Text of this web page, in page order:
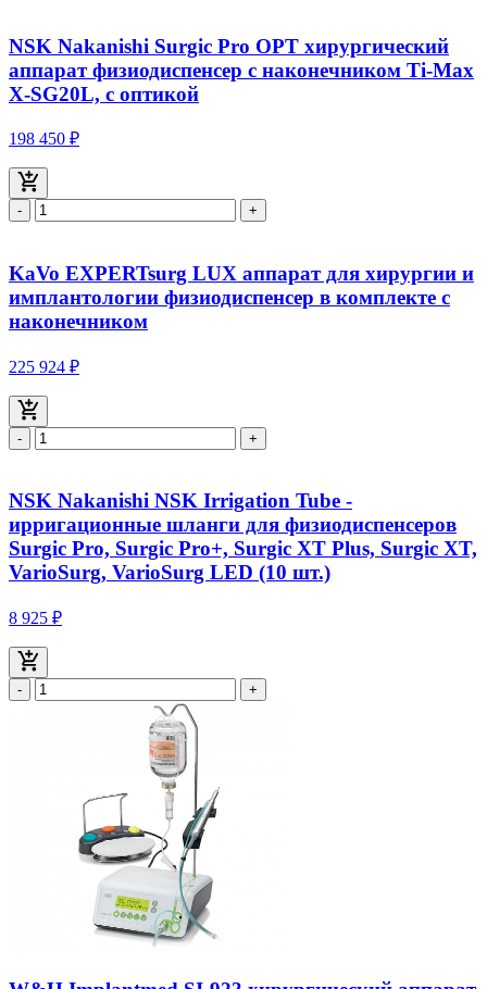
NSK Nakanishi Surgic Pro OPT хирургический
аппарат физиодиспенсер с наконечником Ti-Max
X-SG20L, с оптикой
198 450 ₽
- +
KaVo EXPERTsurg LUX аппарат для хирургии и
имплантологии физиодиспенсер в комплекте с
наконечником
225 924 ₽
- +
NSK Nakanishi NSK Irrigation Tube -
ирригационные шланги для физиодиспенсеров
Surgic Pro, Surgic Pro+, Surgic XT Plus, Surgic XT,
VarioSurg, VarioSurg LED (10 шт.)
8 925 ₽
- +